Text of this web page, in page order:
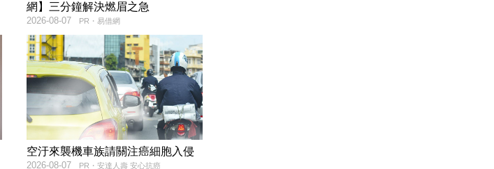
網】三分鐘解決燃眉之急
PR・易借網
2026-08-07
空汙來襲機車族請關注癌細胞入侵
PR・安達人壽 安心抗癌
2026-08-07